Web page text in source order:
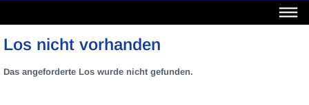
Los nicht vorhanden
Das angeforderte Los wurde nicht gefunden.